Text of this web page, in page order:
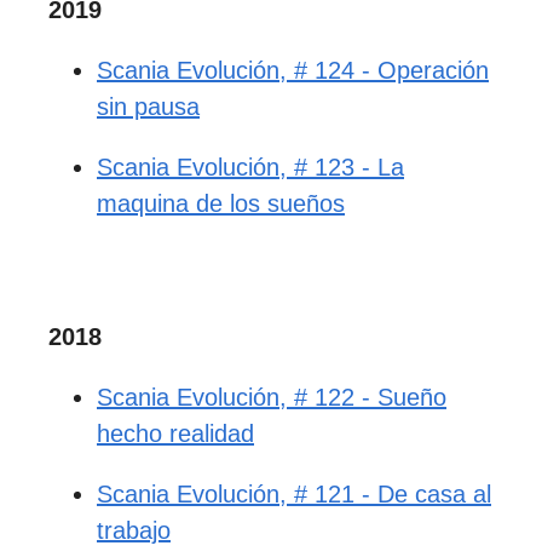
2019
Scania Evolución, # 124 - Operación
sin pausa
Scania Evolución, # 123 - La
maquina de los sueños
2018
Scania Evolución, # 122 - Sueño
hecho realidad
Scania Evolución, # 121 - De casa al
trabajo